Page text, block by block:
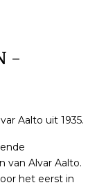
-
Aalto uit 1935.
van Alvar Aalto.
het eerst in